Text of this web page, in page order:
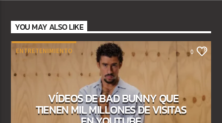
YOU MAY ALSO LIKE
ENTRETENIMIENTO 0
VÍDEOS DE BAD BUNNY QUE
TIENEN MIL MILLONES DE VISITAS